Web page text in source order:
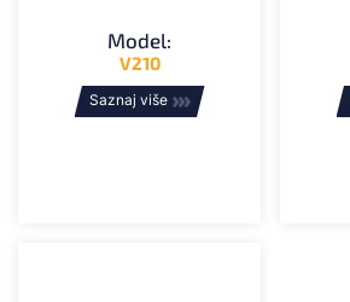
Model:
V210
Saznaj više